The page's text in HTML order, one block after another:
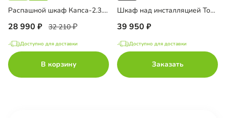
Распашной шкаф Капса-2.3.3 с зеркалом
28 990 32 210
Доступно для доставки
В корзину
Шкаф над инсталляцией Тосса-3
39 950
Доступно для доставки
Заказать